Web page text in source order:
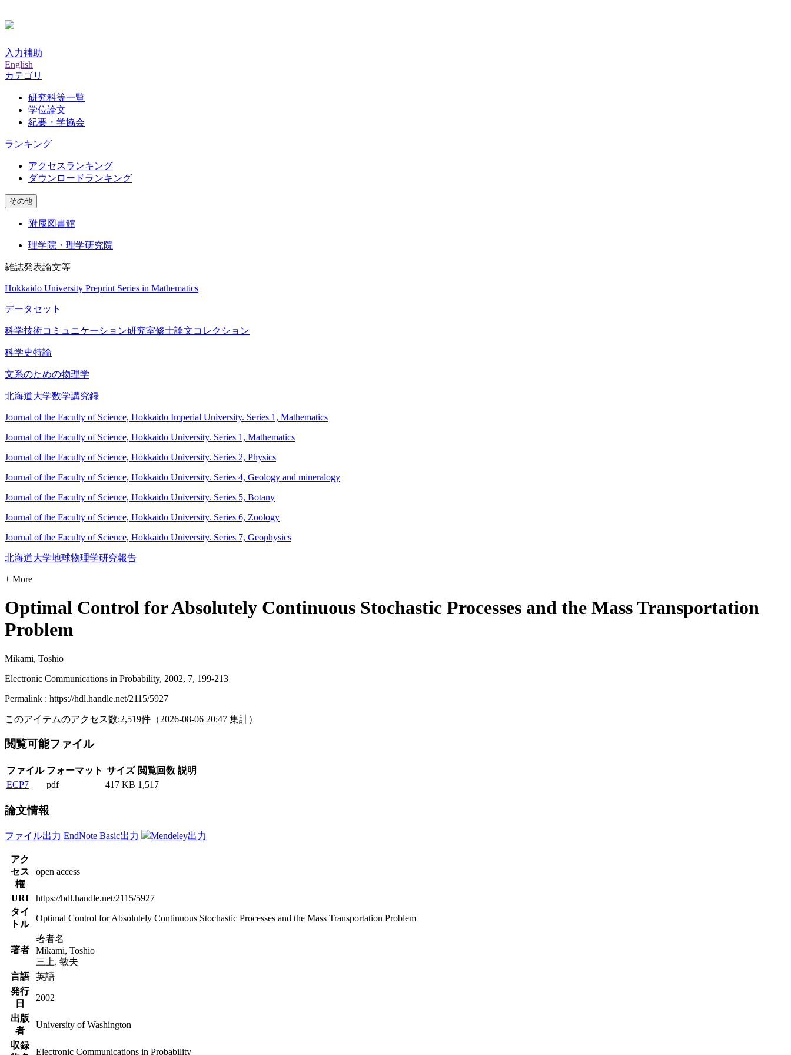
入力補助
English
カテゴリ
研究科等一覧
学位論文
紀要・学協会
ランキング
アクセスランキング
ダウンロードランキング
その他
附属図書館
理学院・理学研究院
雑誌発表論文等
Hokkaido University Preprint Series in Mathematics
データセット
科学技術コミュニケーション研究室修士論文コレクション
科学史特論
文系のための物理学
北海道大学数学講究録
Journal of the Faculty of Science, Hokkaido Imperial University. Series 1, Mathematics
Journal of the Faculty of Science, Hokkaido University. Series 1, Mathematics
Journal of the Faculty of Science, Hokkaido University. Series 2, Physics
Journal of the Faculty of Science, Hokkaido University. Series 4, Geology and mineralogy
Journal of the Faculty of Science, Hokkaido University. Series 5, Botany
Journal of the Faculty of Science, Hokkaido University. Series 6, Zoology
Journal of the Faculty of Science, Hokkaido University. Series 7, Geophysics
北海道大学地球物理学研究報告
+ More
Optimal Control for Absolutely Continuous Stochastic Processes and the Mass Transportation
Problem
Mikami, Toshio
Electronic Communications in Probability, 2002, 7, 199-213
Permalink : https://hdl.handle.net/2115/5927
このアイテムのアクセス数:2,519件 （2026-08-06 20:47 集計）
閲覧可能ファイル
ファイル フォーマット サイズ 閲覧回数 説明
ECP7
pdf 417 KB 1,517
論文情報
ファイル出力 EndNote Basic出力 Mendeley出力
アク
セス
権
open access
URI
https://hdl.handle.net/2115/5927
タイ
トル
Optimal Control for Absolutely Continuous Stochastic Processes and the Mass Transportation Problem
著者
著者名
Mikami, Toshio
三上, 敏夫
言語
英語
発行
日
2002
出版
者
University of Washington
収録
Electronic Communications in Probability